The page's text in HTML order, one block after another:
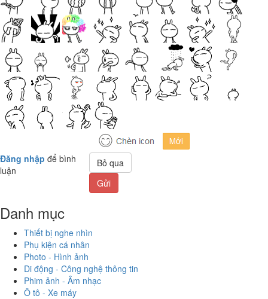
Đăng nhập để bình
luận
Bỏ qua
Gửi
Danh mục
Thiết bị nghe nhìn
Phụ kiện cá nhân
Photo - Hình ảnh
Di động - Công nghệ thông tin
Phim ảnh - Âm nhạc
Ô tô - Xe máy